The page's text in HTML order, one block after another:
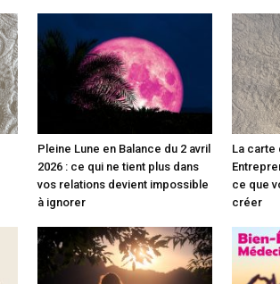
Pleine Lune en Balance du 2 avril
2026 : ce qui ne tient plus dans
vos relations devient impossible
à ignorer
La carte
ce que
créer